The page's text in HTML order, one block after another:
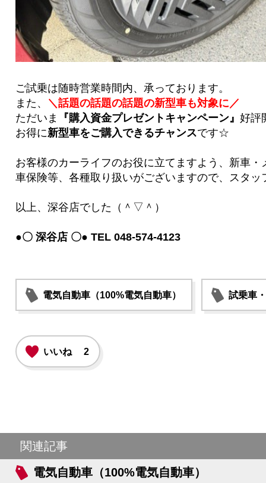
ご試乗は随時営業時間内、承っております。
また、 ＼話題の話題の話題の新型車も対象に／
ただいま
『購入資金プレゼントキャンペーン』好評
お得に新型車をご購入できるチャンスです☆
お客様のカーライフのお役に立てますよう、新車
車保険等、各種取り扱いがございますので、スタ
以上、深谷店でした（＾▽＾）
●〇 深谷店 〇● TEL 048-574-4123
電気自動車（100%電気自動車） 試乗車
いいね 2
関連記事
電気自動車（100%電気自動車）